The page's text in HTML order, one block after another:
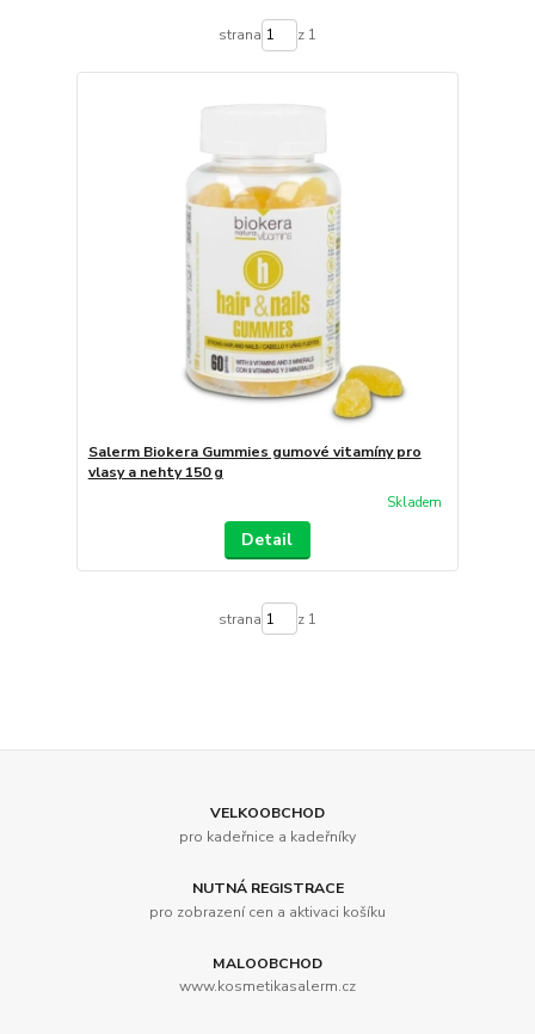
strana z 1
Salerm Biokera Gummies gumové vitamíny pro
vlasy a nehty 150 g
Skladem
Detail
strana z 1
VELKOOBCHOD
pro kadeřnice a kadeřníky
NUTNÁ REGISTRACE
pro zobrazení cen a aktivaci košíku
MALOOBCHOD
www.kosmetikasalerm.cz